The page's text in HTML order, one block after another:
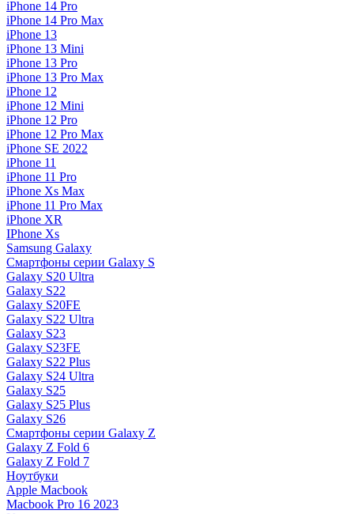
iPhone 14 Pro
iPhone 14 Pro Max
iPhone 13
iPhone 13 Mini
iPhone 13 Pro
iPhone 13 Pro Max
iPhone 12
iPhone 12 Mini
iPhone 12 Pro
iPhone 12 Pro Max
iPhone SE 2022
iPhone 11
iPhone 11 Pro
iPhone Xs Max
iPhone 11 Pro Max
iPhone XR
IPhone Xs
Samsung Galaxy
Смартфоны серии Galaxy S
Galaxy S20 Ultra
Galaxy S22
Galaxy S20FE
Galaxy S22 Ultra
Galaxy S23
Galaxy S23FE
Galaxy S22 Plus
Galaxy S24 Ultra
Galaxy S25
Galaxy S25 Plus
Galaxy S26
Смартфоны серии Galaxy Z
Galaxy Z Fold 6
Galaxy Z Fold 7
Ноутбуки
Apple Macbook
Macbook Pro 16 2023